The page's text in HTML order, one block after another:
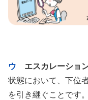
ウ エスカレーショ
状態において、下位
を引き継ぐことです。